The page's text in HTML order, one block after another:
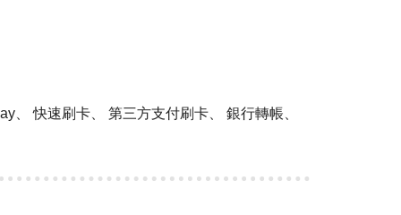
、 快速刷卡、 第三方支付刷卡、 銀行轉帳、